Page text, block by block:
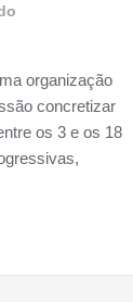
organização
concretizar
os 3 e os 18